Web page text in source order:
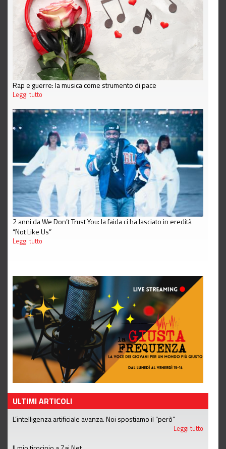
Rap e guerre: la musica come strumento di pace
Leggi tutto
2 anni da We Don’t Trust You: la faida ci ha lasciato in eredità
“Not Like Us”
Leggi tutto
ULTIMI ARTICOLI
L’intelligenza artificiale avanza. Noi spostiamo il “però”
Leggi tutto